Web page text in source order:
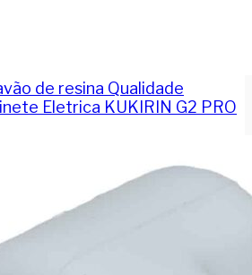
de resina Qualidade
Eletrica KUKIRIN G2 PRO